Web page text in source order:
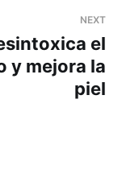
NEXT
el
y mejora la
piel